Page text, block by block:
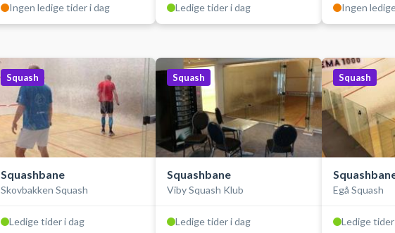
Ingen ledige tider i dag Ledige tider i dag Ingen
Squash
Squashbane
Skovbakken Squash
Ledige tider i dag
Squash
Squashbane
Viby Squash Klub
Ledige tider i dag
Squash
Egå Squash
Ledige